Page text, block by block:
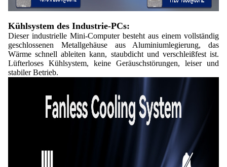
Kühlsystem des Industrie-PCs:
Dieser industrielle Mini-Computer besteht aus einem vollständig
geschlossenen Metallgehäuse aus Aluminiumlegierung, das
Wärme schnell ableiten kann, staubdicht und verschleißfest ist.
Lüfterloses Kühlsystem, keine Geräuschstörungen, leiser und
stabiler Betrieb.